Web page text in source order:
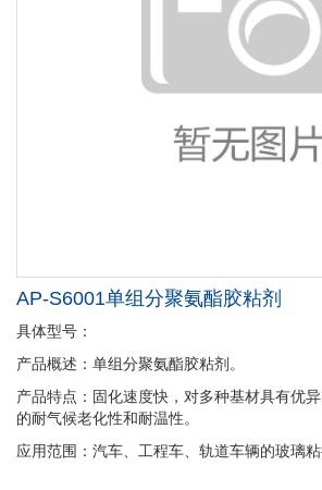
AP-S6001单组分聚氨酯胶粘剂
具体型号：
产品概述：单组分聚氨酯胶粘剂。
产品特点：固化速度快，对多种基材具有优
的耐气候老化性和耐温性。
应用范围：汽车、工程车、轨道车辆的玻璃粘